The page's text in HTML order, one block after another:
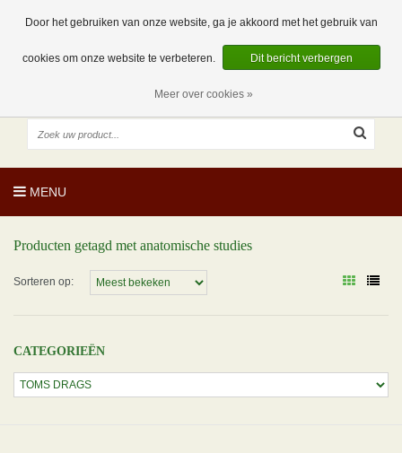
0 Artikelen
NL
EUR
MENU
Producten getagd met anatomische studies
Sorteren op:
CATEGORIEËN
Door het gebruiken van onze website, ga je akkoord met het gebruik van
cookies om onze website te verbeteren. Dit bericht verbergen
Meer over cookies »